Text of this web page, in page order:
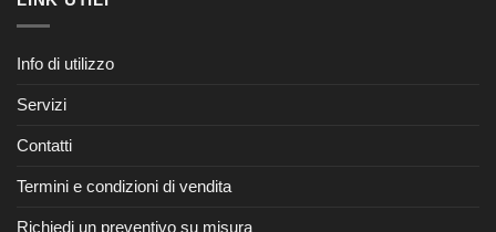
Info di utilizzo
Servizi
Contatti
Termini e condizioni di vendita
Richiedi un preventivo su misura